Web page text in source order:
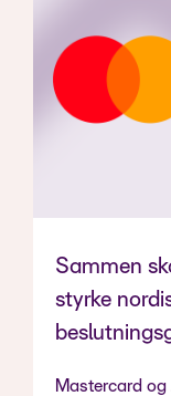
Sammen
styrke
Mastercard